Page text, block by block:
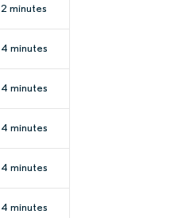
2 minutes
4 minutes
4 minutes
4 minutes
4 minutes
4 minutes